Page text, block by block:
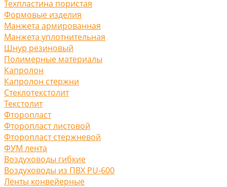
Техпластина пористая
Формовые изделия
Манжета армированная
Манжета уплотнительная
Шнур резиновый
Полимерные материалы
Капролон
Капролон стержни
Стеклотекстолит
Текстолит
Фторопласт
Фторопласт листовой
Фторопласт стержневой
ФУМ лента
Воздуховоды гибкие
Воздуховоды из ПВХ PU-600
Ленты конвейерные